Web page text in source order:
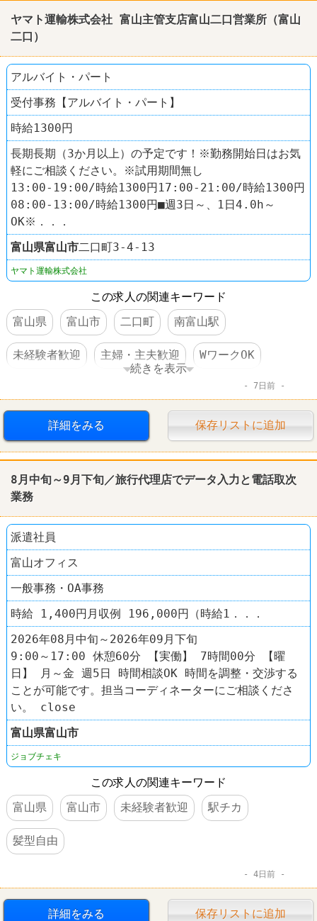
ヤマト運輸株式会社 富山主管支店富山二口営業所（富山
二口）
アルバイト・パート
受付事務【アルバイト・パート】
時給1300円
長期長期（3か月以上）の予定です！※勤務開始日はお気
軽にご相談ください。※試用期間無し
13:00-19:00/時給1300円17:00-21:00/時給1300円
08:00-13:00/時給1300円■週3日～、1日4.0h～
OK※．．．
富山県富山市二口町3-4-13
ヤマト運輸株式会社
この求人の関連キーワード
富山県
富山市 二口町 南富山駅
未経験者歓迎 主婦・主夫歓迎 WワークOK
ヤマト運輸
続きを表示
7日前
詳細をみる 保存リストに追加
8月中旬～9月下旬／旅行代理店でデータ入力と電話取次
業務
派遣社員
富山オフィス
一般事務・OA事務
時給 1,400円月収例 196,000円（時給1．．．
2026年08月中旬～2026年09月下旬
9:00～17:00 休憩60分 【実働】 7時間00分 【曜
日】 月～金 週5日 時間相談OK 時間を調整・交渉する
ことが可能です。担当コーディネーターにご相談くださ
い。 close
富山県富山市
ジョブチェキ
この求人の関連キーワード
富山県
富山市 未経験者歓迎 駅チカ
髪型自由
4日前
詳細をみる 保存リストに追加